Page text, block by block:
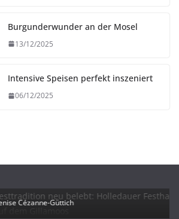
Burgunderwunder an der Mosel
13/12/2025
Intensive Speisen perfekt inszeniert
06/12/2025
Cézanne-Güttich